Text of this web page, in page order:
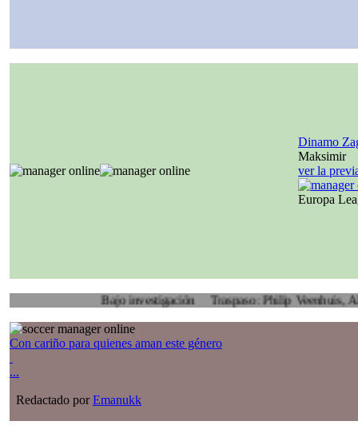
Dinamo
Maksimir
ver la
Europa
Bajo investigación Traspaso: Philip Veenhuis, Almere
Con cariño para quienes aman este género
...
Redactado porEmanukk